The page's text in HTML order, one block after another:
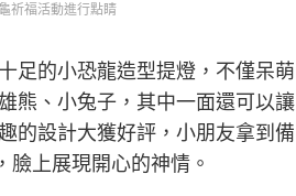
祈福活動進行點睛
足的小恐龍造型提燈，不僅呆萌
熊、小兔子，其中一面還可以讓
的設計大獲好評，小朋友拿到備
臉上展現開心的神情。